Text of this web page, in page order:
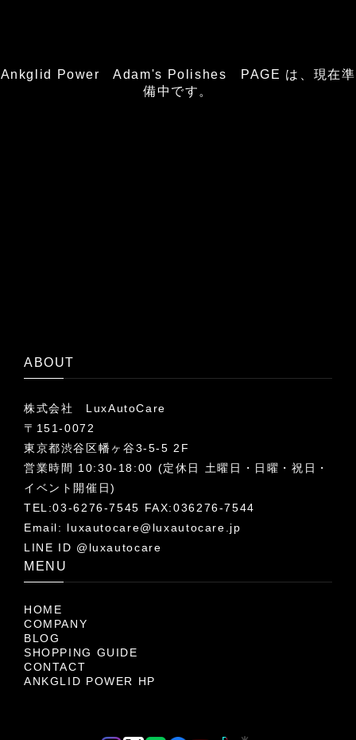
Ankglid Power Adam's Polishes PAGE は、現在準
備中です。
ABOUT
株式会社 LuxAutoCare
〒151-0072
東京都渋谷区幡ヶ谷3-5-5 2F
営業時間 10:30-18:00 (定休日 土曜日・日曜・祝日・
イベント開催日)
TEL:03-6276-7545 FAX:036276-7544
Email: luxautocare@luxautocare.jp
LINE ID @luxautocare
MENU
HOME
COMPANY
BLOG
SHOPPING GUIDE
CONTACT
ANKGLID POWER HP